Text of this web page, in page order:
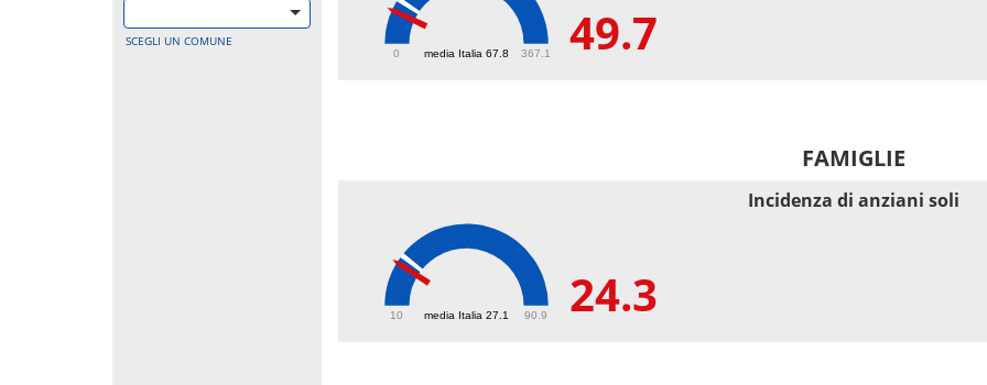
SCEGLI UN COMUNE
media Italia 67.8
0 367.1 49.7
FAMIGLIE
media Italia 27.1
10 90.9 24.3
Incidenza di anziani soli